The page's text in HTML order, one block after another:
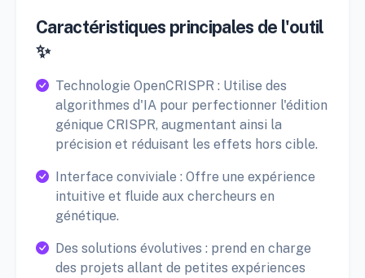
Caractéristiques principales de l'outil
✨
Technologie OpenCRISPR : Utilise des
algorithmes d'IA pour perfectionner l'édition
génique CRISPR, augmentant ainsi la
précision et réduisant les effets hors cible.
Interface conviviale : Offre une expérience
intuitive et fluide aux chercheurs en
génétique.
Des solutions évolutives : prend en charge
des projets allant de petites expériences